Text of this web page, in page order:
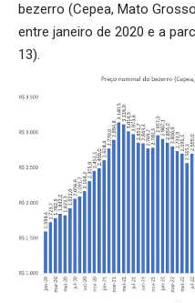
bezerro (Cepea, Mato
entre janeiro de 2020 e a
13).